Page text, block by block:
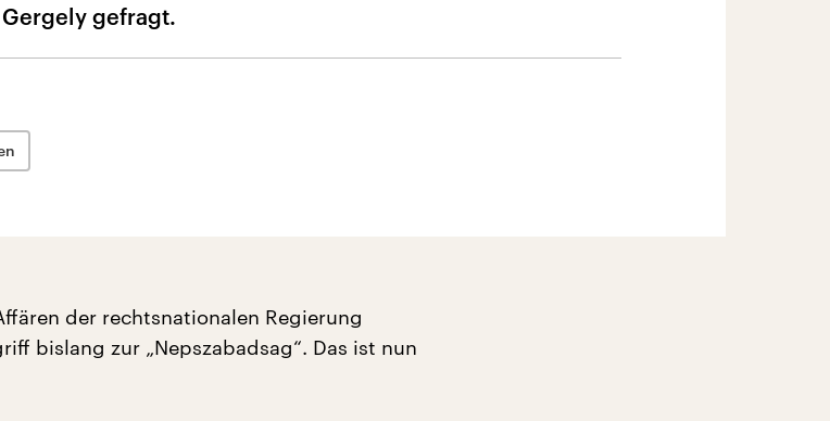
gefragt.
der rechtsnationalen Regierung
bislang zur „Nepszabadsag“. Das ist nun